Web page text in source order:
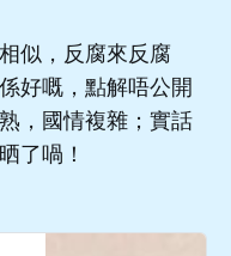
似，反腐來反腐
好嘅，點解唔公開
，國情複雜；實話
了喎！